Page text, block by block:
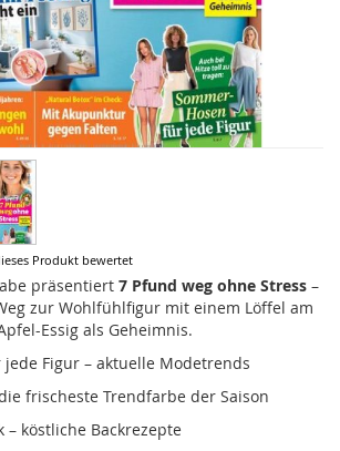
Produkt bewertet
präsentiert 7 Pfund weg ohne Stress –
zur Wohlfühlfigur mit einem Löffel am
Essig als Geheimnis.
Figur – aktuelle Modetrends
frischeste Trendfarbe der Saison
– köstliche Backrezepte